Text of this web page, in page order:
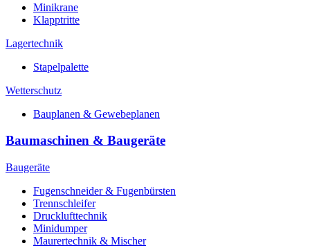
Minikrane
Klapptritte
Lagertechnik
Stapelpalette
Wetterschutz
Bauplanen & Gewebeplanen
Baumaschinen & Baugeräte
Baugeräte
Fugenschneider & Fugenbürsten
Trennschleifer
Drucklufttechnik
Minidumper
Maurertechnik & Mischer